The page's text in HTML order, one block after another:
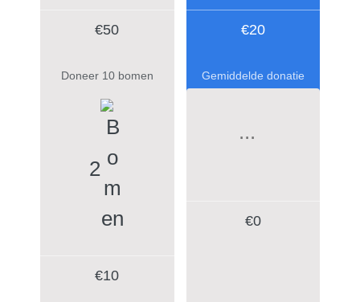
€50
Doneer 10 bomen
€20
Gemiddelde donatie
2
€10
€0